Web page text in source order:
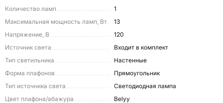
Количество ламп
1
Максимальная мощность ламп, Вт
13
Напряжение, В
120
Источник света
входит в комплект
Тип светильника
Настенные
Форма плафонов
Прямоугольник
Тип источника света
Светодиодная лампа
Цвет плафона/абажура
Belyy